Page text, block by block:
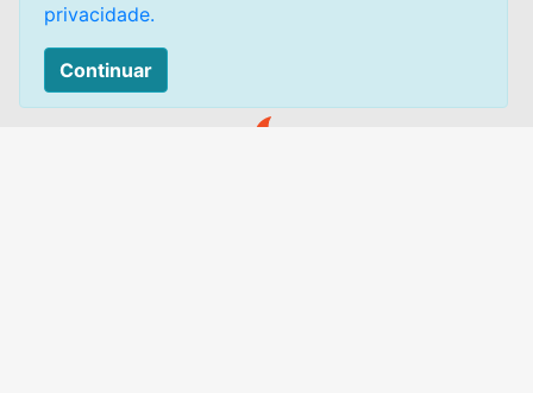
Sobre
Mapa do site
privacidade.
Continuar